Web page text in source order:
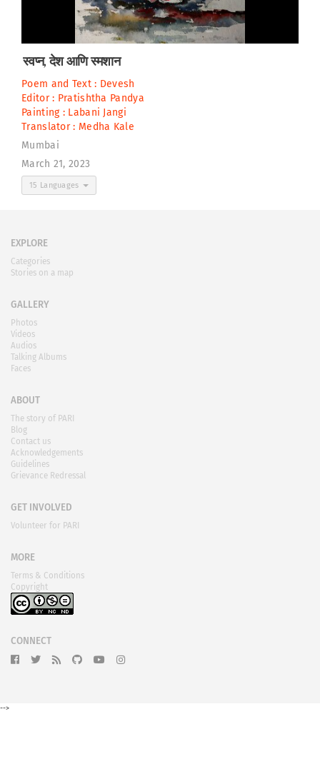
स्वप्न, देश आणि स्मशान
Poem and Text : Devesh
Editor : Pratishtha Pandya
Painting : Labani Jangi
Translator : Medha Kale
Mumbai
March 21, 2023
15 Languages
EXPLORE
Categories
Stories on a map
GALLERY
Photos
Videos
Audios
Talking Albums
Faces
ABOUT
The story of PARI
Blog
Contact us
Acknowledgements
Guidelines
Grievance Redressal
GET INVOLVED
Volunteer for PARI
MORE
Terms & Conditions
Copyright
CONNECT
-->